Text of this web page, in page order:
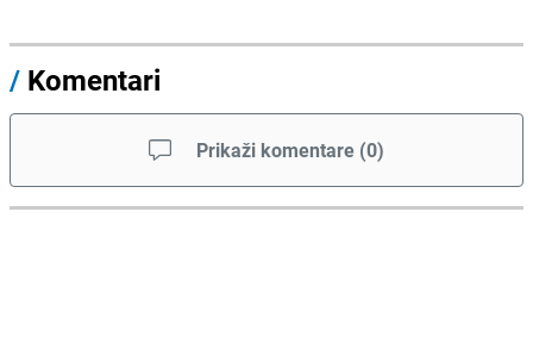
/ Komentari
Prikaži komentare (0)